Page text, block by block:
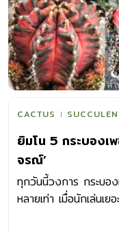
CACTUS
ยิมโน 5 กระบองเ
จรณ์’
ทุกวันนี้วงการ กระบอ
หลายเท่า เมื่อนักเล่นเ